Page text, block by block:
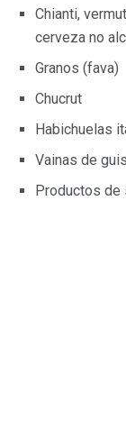
Chianti,
cerveza no
Granos (fava)
Chucrut
Habichuelas
Vainas de
Productos de